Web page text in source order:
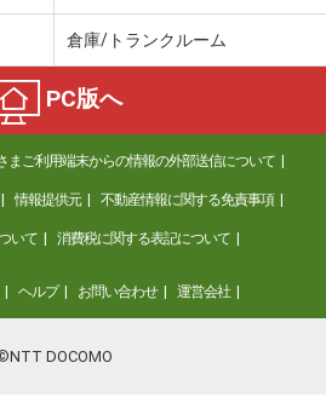
倉庫/トランクルーム
PC版へ
まご利用端末からの情報の外部送信について
情報提供元 不動産情報に関する免責事項
いて 消費税に関する表記について
ヘルプ お問い合わせ 運営会社
DOCOMO